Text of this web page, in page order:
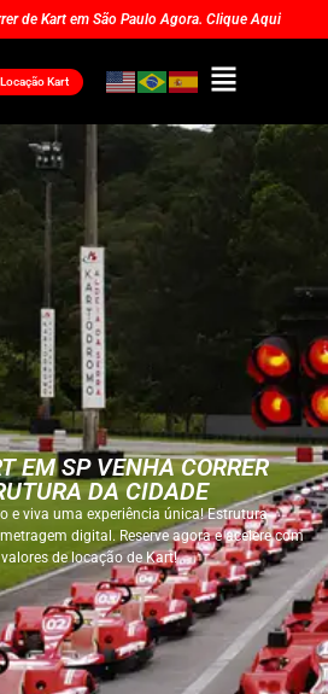
de Kart em São Paulo Agora. Clique Aqui
Kart
EM SP VENHA CORRER
DA CIDADE
e viva uma experiência única! Estrutura
digital. Reserve agora e acelere com
de locação de Kart!